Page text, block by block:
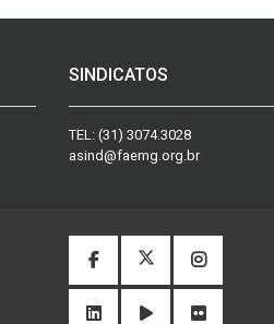
SINDICATOS
TEL: (31) 3074.3028
asind@faemg.org.br